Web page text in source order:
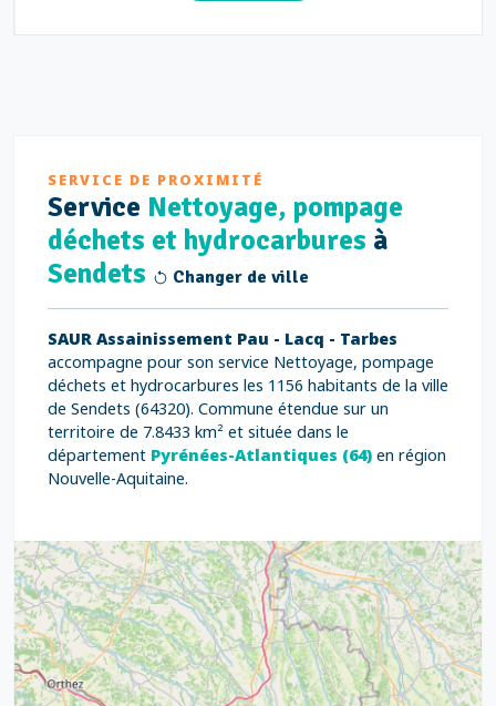
SERVICE DE PROXIMITÉ
Service Nettoyage, pompage
déchets et hydrocarbures à
Sendets
Changer de ville
SAUR Assainissement Pau - Lacq - Tarbes
accompagne pour son service Nettoyage, pompage
déchets et hydrocarbures les 1156 habitants de la ville
de Sendets (64320). Commune étendue sur un
territoire de 7.8433 km² et située dans le
département Pyrénées-Atlantiques (64) en région
Nouvelle-Aquitaine.